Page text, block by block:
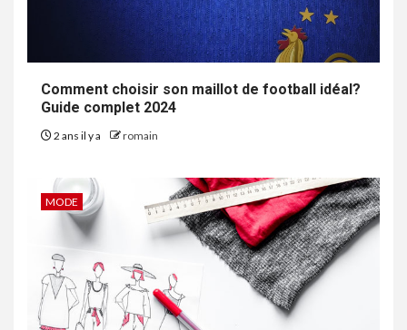
Comment choisir son maillot de football idéal?
Guide complet 2024
2 ans il y a romain
MODE